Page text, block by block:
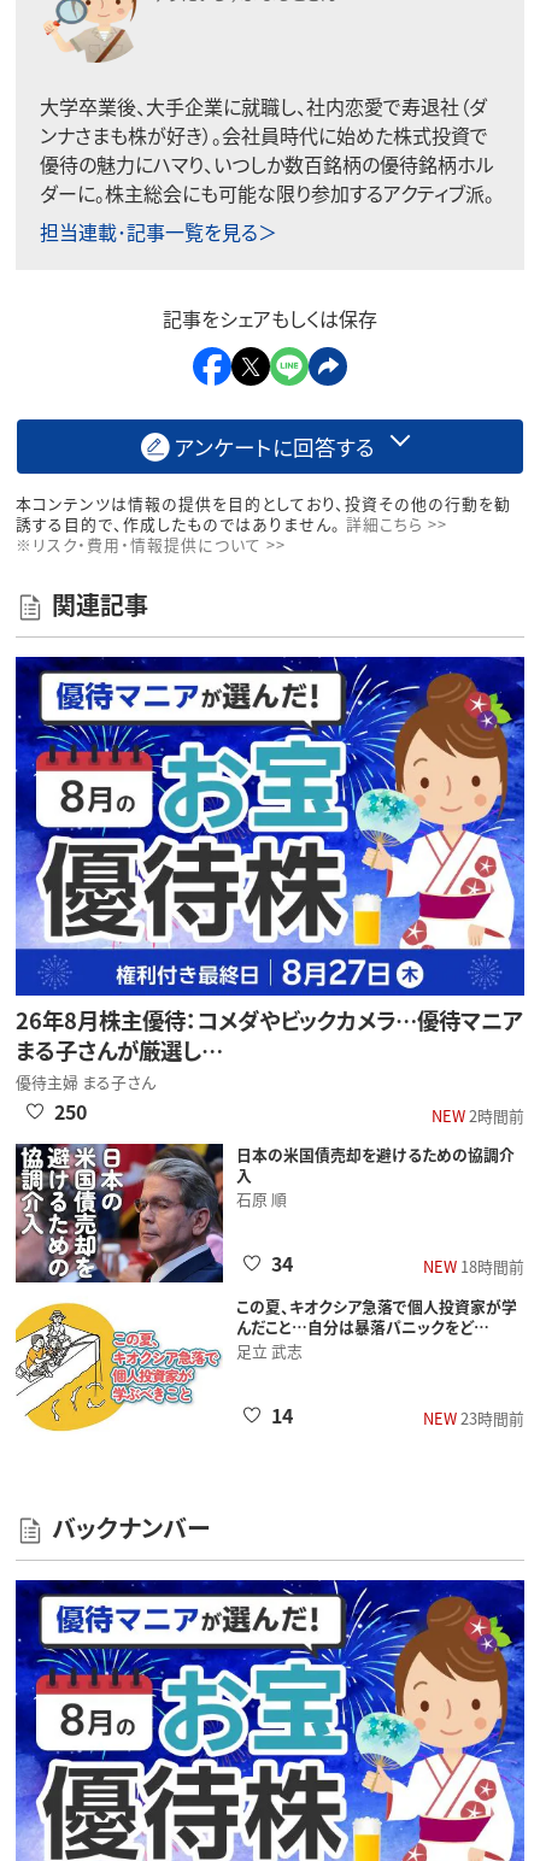
大学卒業後、大手企業に就職し、社内恋愛で寿退社（ダ
ンナさまも株が好き）。会社員時代に始めた株式投資で
優待の魅力にハマり、いつしか数百銘柄の優待銘柄ホル
ダーに。株主総会にも可能な限り参加するアクティブ派。
担当連載･記事一覧を見る＞
記事をシェアもしくは保存
アンケートに回答する
本コンテンツは情報の提供を目的としており、投資その他の行動を勧
誘する目的で、作成したものではありません。 詳細こちら >>
※リスク・費用・情報提供について >>
関連記事
26年8月株主優待：コメダやビックカメラ…優待マニア
まる子さんが厳選し…
優待主婦 まる子さん
NEW2時間前
250
日本の米国債売却を避けるための協調介
入
石原 順
NEW18時間前
34
この夏、キオクシア急落で個人投資家が学
んだこと…自分は暴落パニックをど…
足立 武志
NEW23時間前
14
バックナンバー